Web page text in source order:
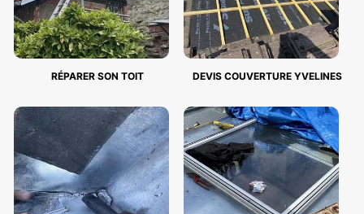
RÉPARER SON TOIT DEVIS COUVERTURE YVELINES